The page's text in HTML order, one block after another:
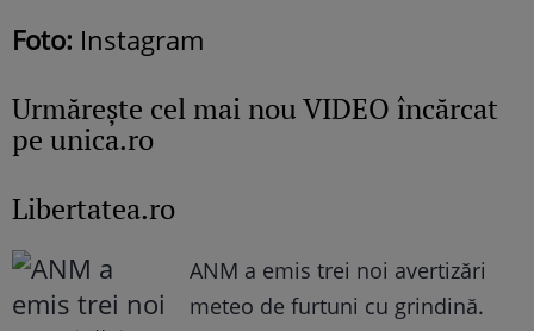
Foto: Instagram
Urmăreşte cel mai nou VIDEO încărcat
pe unica.ro
Libertatea.ro
ANM a emis trei noi avertizări
meteo de furtuni cu grindină.